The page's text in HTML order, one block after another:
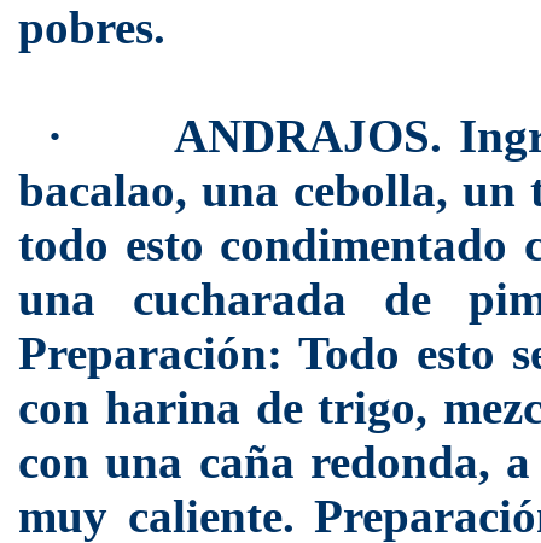
pobres.
·
ANDRAJOS.
bacalao, una cebolla, un
todo esto condimentado
una cucharada de
Preparación: Todo esto
con harina de trigo,
con una caña redonda,
muy caliente.